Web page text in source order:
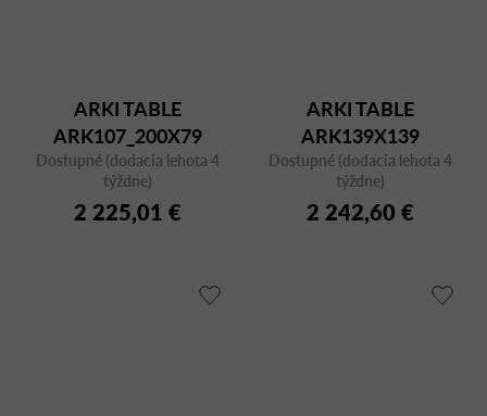
ARKI TABLE
ARK107_200X79
BIANCO/CFC BI
Dostupné (dodacia lehota 4
týždne)
2 225,01 €
ARKI TABLE
ARK139X139
BIANCO/CFC BI
Dostupné (dodacia lehota 4
týždne)
2 242,60 €